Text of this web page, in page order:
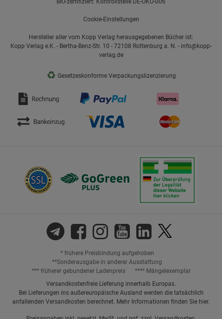
BIO-zertifiziert: Kontrollstelle DE-ÖKO-006
Cookie-Einstellungen
Hersteller aller vom Kopp Verlag herausgegebenen Bücher ist:
Kopp Verlag e.K. - Bertha-Benz-Str. 10 - 72108 Rottenburg a. N. - info@kopp-
verlag.de
♻ Gesetzeskonforme Verpackungslizenzierung
* frühere Preisbindung aufgehoben
**Sonderausgabe in anderer Ausstattung
*** früherer gebundener Ladenpreis
**** Mängelexemplar
Versandkostenfreie Lieferung innerhalb Europas.
Bei Lieferungen ins außereuropäische Ausland werden die tatsächlich
anfallenden Versandkosten berechnet. Mehr Informationen finden Sie hier.